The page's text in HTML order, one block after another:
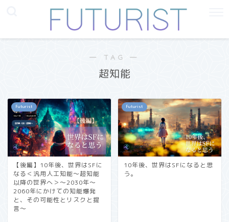
― TAG ―
超知能
Futurist
【後編】10年後、世界はSFに
なる＜汎用人工知能〜超知能
以降の世界へ＞〜2030年〜
2060年にかけての知能爆発
と、その可能性とリスクと提
言〜
Futurist
10年後、世界はSFになると思
う。